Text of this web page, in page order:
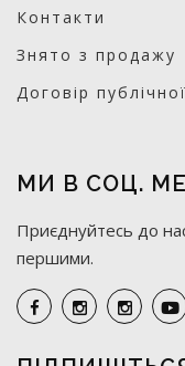
Контакти
Знято з продажу
Договір
МИ В СОЦ.
Приєднуйтесь до
першими.